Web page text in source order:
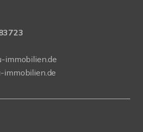
immobilien.de
immobilien.de